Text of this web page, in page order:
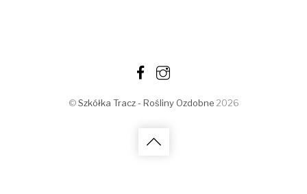
© Szkółka Tracz - Rośliny Ozdobne2026